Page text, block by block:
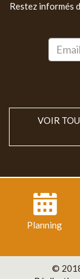
Restez informés
VOIR
Planning
©